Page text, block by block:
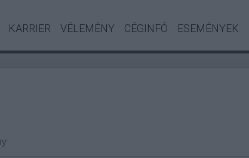
KARRIER VÉLEMÉNY CÉGINFÓ ESEMÉNYEK